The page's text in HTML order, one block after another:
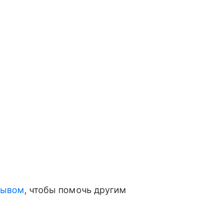
, чтобы помочь другим